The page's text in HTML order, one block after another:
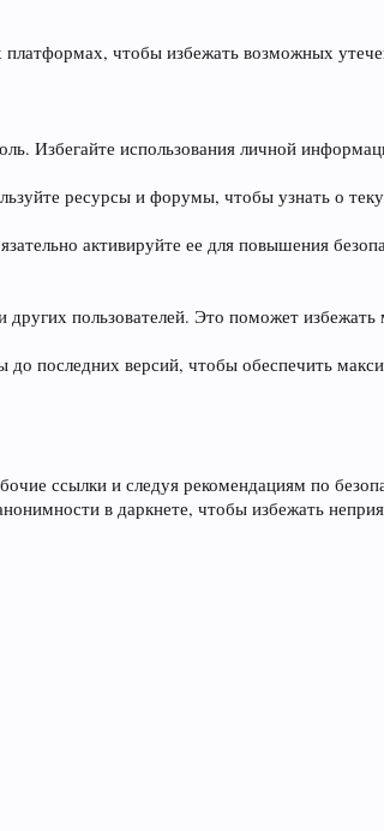
чтобы избежать возможных
Избегайте использования личной
ресурсы и форумы, чтобы узнать о
активируйте ее для повышения
пользователей. Это поможет
до последних версий, чтобы обеспечить
ссылки и следуя рекомендациям по
в даркнете, чтобы избежать